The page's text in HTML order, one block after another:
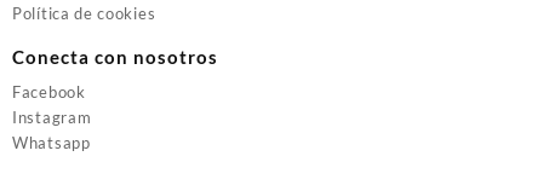
Política de cookies
Conecta con nosotros
Facebook
Instagram
Whatsapp